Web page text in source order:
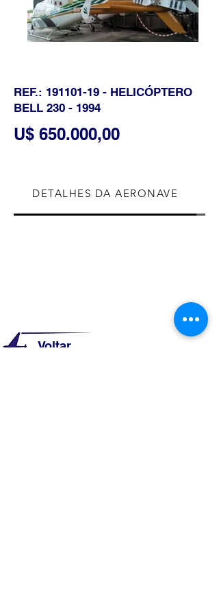
REF.: 191101-19 - HELICÓPTERO
BELL 230 - 1994
U$ 650.000,00
DETALHES DA AERONAVE
Voltar